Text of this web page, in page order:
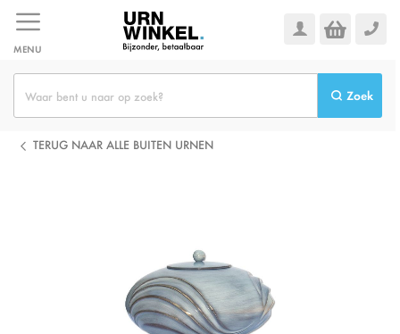
naar
de
inhoud
MENU
Zoek
TERUG NAAR ALLE BUITEN URNEN